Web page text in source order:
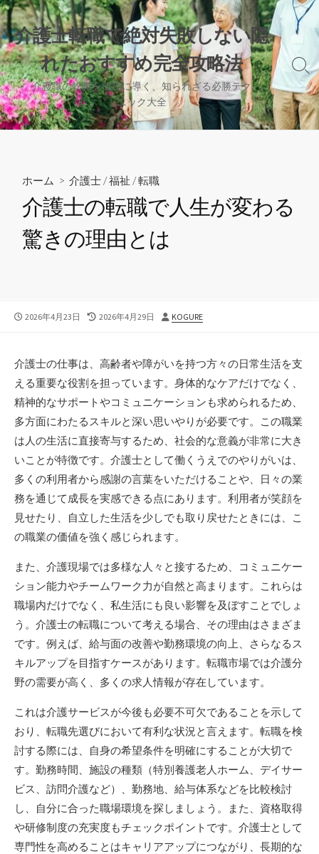
コ
ン
テ
ン
ツ
へ
ス
キ
介護士転職で絶対失敗しない隠
れたおすすめ完全攻略法
介護職の転職を成功に導く、知られざる必勝テク
ニック大全
検
索
切
り
替
ホーム > 介護士 /福祉 /転職
介護士の転職で人生が変わる
驚きの理由とは
公
2026年4月23日
最
新
日
2026年4月29日
投
KOGURE
介護士の仕事は、高齢者や障がいを持つ方々の日常生活を支
える重要な役割を担っています。 身体的なケアだけでなく、
精神的なサポートやコミュニケーションも求められるため、
多方面にわたるスキルと深い思いやりが必要です。この職業
は人の生活に直接寄与するため、社会的な意義が非常に大き
いことが特徴です。介護士として働くうえでのやりがいは、
多くの利用者から感謝の言葉をいただけることや、日々の業
務を通じて成長を実感できる点にあります。利用者が笑顔を
見せたり、自立した生活を少しでも取り戻せたときには、こ
の職業の価値を強く感じられます。
また、介護現場では多様な人々と接するため、コミュニケー
ション能力やチームワーク力が自然と高まります。これらは
職場内だけでなく、私生活にも良い影響を及ぼすことでしょ
う。介護士の転職について考える場合、その理由はさまざま
です。例えば、給与面の改善や勤務環境の向上、さらなるス
キルアップを目指すケースがあります。転職市場では介護分
野の需要が高く、多くの求人情報が存在しています。
これは介護サービスが今後も必要不可欠であることを示して
おり、転職先選びにおいて有利な状況と言えます。転職を検
討する際には、自身の希望条件を明確にすることが大切で
す。勤務時間、施設の種類（特別養護老人ホーム、デイサー
ビス、訪問介護など）、勤務地、給与体系などを比較検討
し、自分に合った職場環境を探しましょう。また、資格取得
や研修制度の充実度もチェックポイントです。介護士として
専門性を高めることはキャリアアップにつながり、長期的な